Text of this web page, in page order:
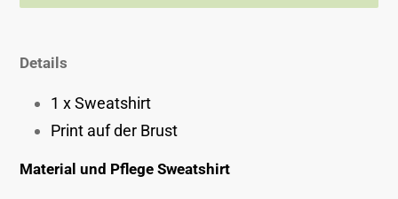
wird
Warenkorb
hinzugefügt
Details
1 x Sweatshirt
Print auf der Brust
Material und Pflege Sweatshirt